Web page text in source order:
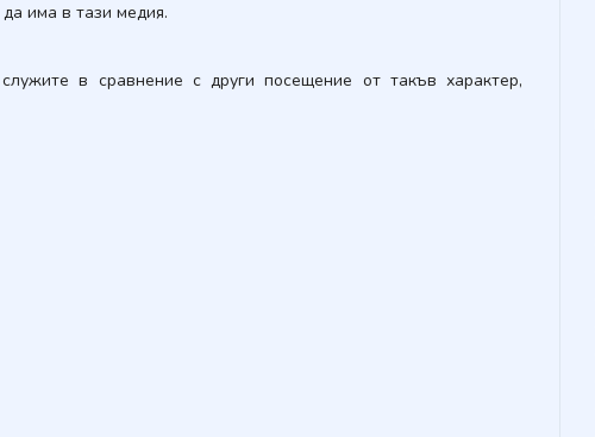
има в тази медия.
в сравнение с други посещение от такъв характер,